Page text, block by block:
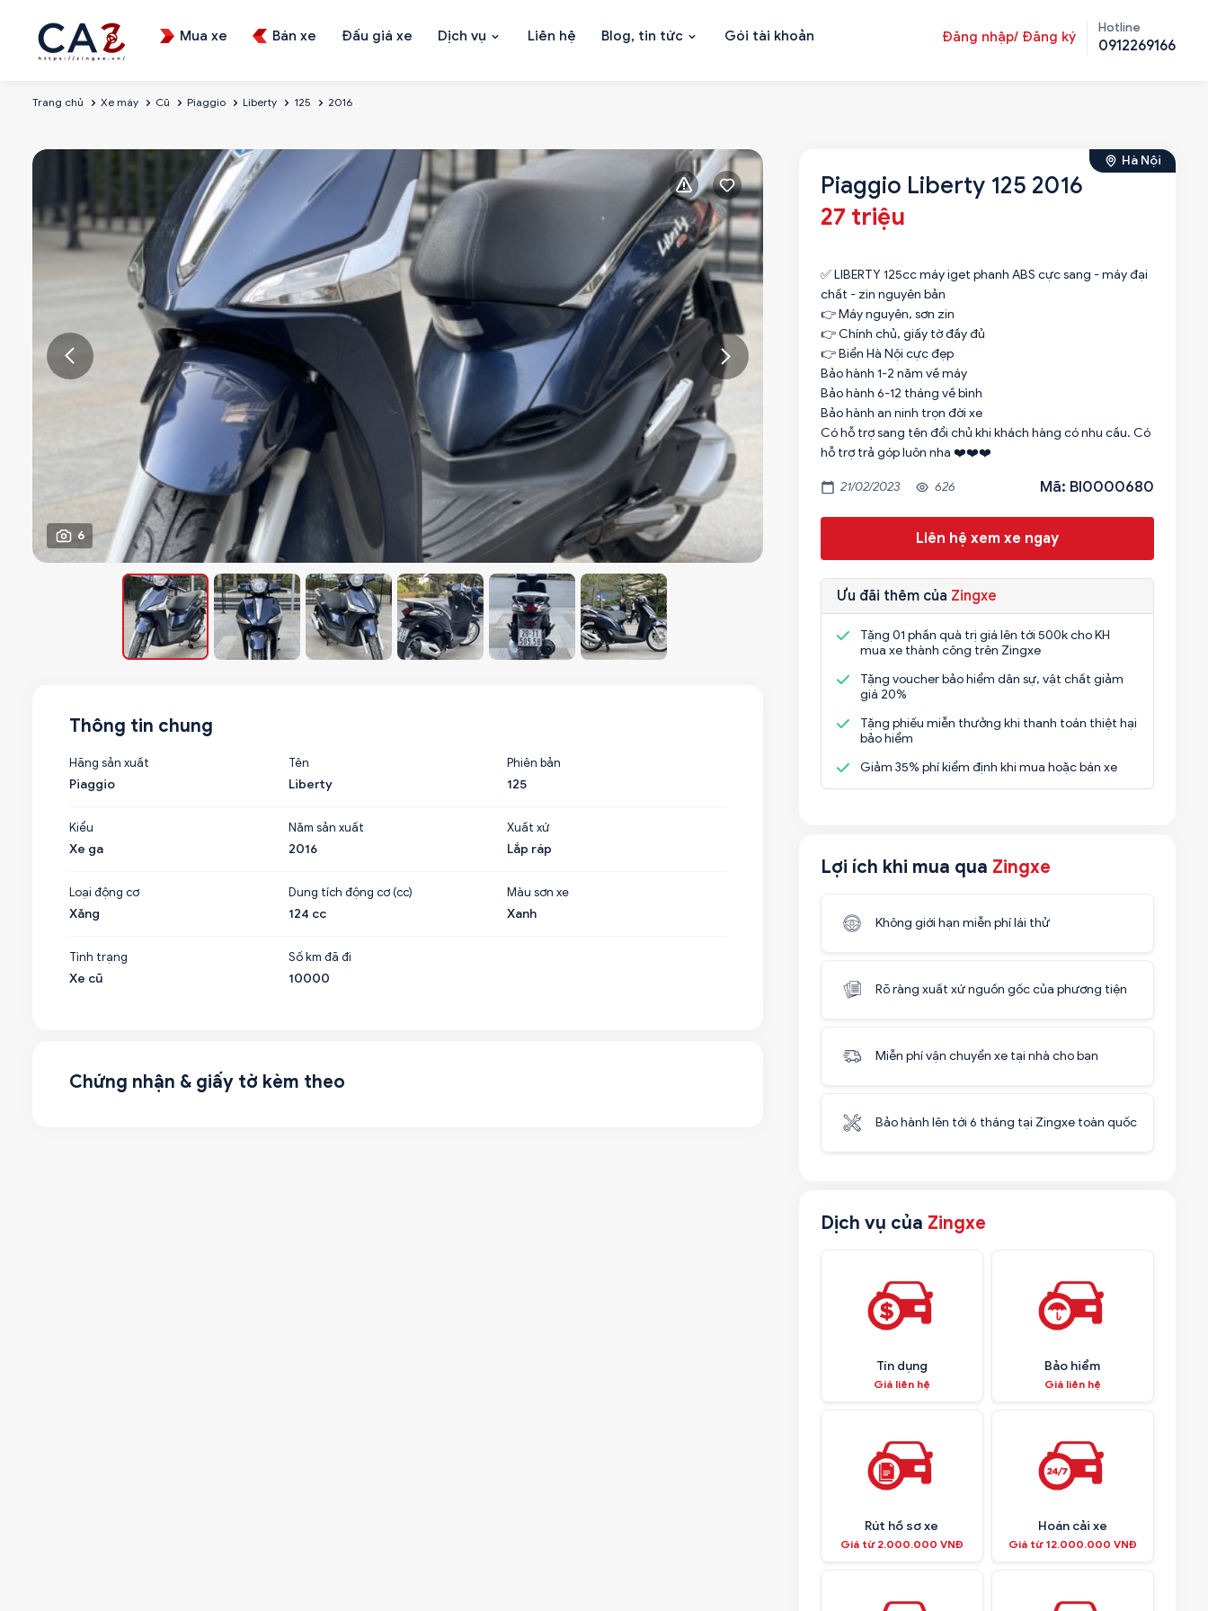
Mua xe Bán xe Đấu giá xe Dịch vụ Liên hệ Blog, tin tức Gói tài khoản Đăng nhập/ Đăng ký
Hotline
0912269166
Trang chủ Xe máy Cũ Piaggio Liberty 125 2016
6
Hà Nội
Piaggio Liberty 125 2016
27 triệu
✅ LIBERTY 125cc máy iget phanh ABS cực sang - máy đại
chất - zin nguyên bản
👉 Máy nguyên, sơn zin
👉 Chính chủ, giấy tờ đầy đủ
👉 Biển Hà Nội cực đẹp
Bảo hành 1-2 năm về máy
Bảo hành 6-12 tháng về bình
Bảo hành an ninh trọn đời xe
Có hỗ trợ sang tên đổi chủ khi khách hàng có nhu cầu. Có
hỗ trợ trả góp luôn nha ❤️❤️❤️
21/02/2023 626 Mã: BI0000680
Liên hệ xem xe ngay
Ưu đãi thêm của Zingxe
Tặng 01 phần quà trị giá lên tới 500k cho KH
mua xe thành công trên Zingxe
Tặng voucher bảo hiểm dân sự, vật chất giảm
giá 20%
Tặng phiếu miễn thưởng khi thanh toán thiệt hại
bảo hiểm
Giảm 35% phí kiểm định khi mua hoặc bán xe
Lợi ích khi mua qua Zingxe
Không giới hạn miễn phí lái thử
Rõ ràng xuất xứ nguồn gốc của phương tiện
Miễn phí vận chuyển xe tại nhà cho bạn
Bảo hành lên tới 6 tháng tại Zingxe toàn quốc
Dịch vụ của Zingxe
Tín dụng
Giá liên hệ
Bảo hiểm
Giá liên hệ
Rút hồ sơ xe
Giá từ 2.000.000 VNĐ
Hoán cải xe
Giá từ 12.000.000 VNĐ
Thông tin chung
Hãng sản xuất
Piaggio
Tên
Liberty
Phiên bản
125
Kiểu
Xe ga
Năm sản xuất
2016
Xuất xứ
Lắp ráp
Loại động cơ
Xăng
Dung tích động cơ (cc)
124 cc
Màu sơn xe
Xanh
Tình trạng
Xe cũ
Số km đã đi
10000
Chứng nhận & giấy tờ kèm theo